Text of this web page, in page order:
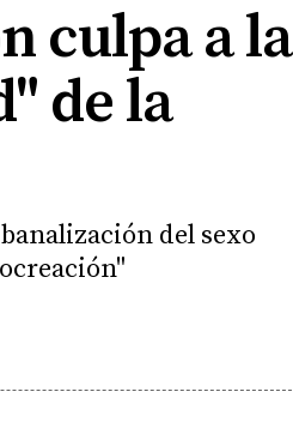
culpa a la
de la
del sexo